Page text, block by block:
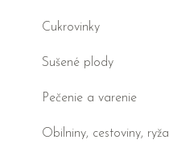
Cukrovinky
Sušené plody
Pečenie a varenie
Obilniny, cestoviny, ryža